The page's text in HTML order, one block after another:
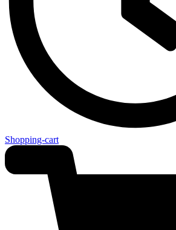
Shopping-cart